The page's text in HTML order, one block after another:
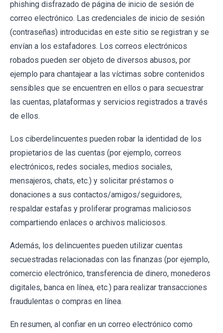
phishing disfrazado de página de inicio de sesión de
correo electrónico. Las credenciales de inicio de sesión
(contraseñas) introducidas en este sitio se registran y se
envían a los estafadores. Los correos electrónicos
robados pueden ser objeto de diversos abusos, por
ejemplo para chantajear a las víctimas sobre contenidos
sensibles que se encuentren en ellos o para secuestrar
las cuentas, plataformas y servicios registrados a través
de ellos.
Los ciberdelincuentes pueden robar la identidad de los
propietarios de las cuentas (por ejemplo, correos
electrónicos, redes sociales, medios sociales,
mensajeros, chats, etc.) y solicitar préstamos o
donaciones a sus contactos/amigos/seguidores,
respaldar estafas y proliferar programas maliciosos
compartiendo enlaces o archivos maliciosos.
Además, los delincuentes pueden utilizar cuentas
secuestradas relacionadas con las finanzas (por ejemplo,
comercio electrónico, transferencia de dinero, monederos
digitales, banca en línea, etc.) para realizar transacciones
fraudulentas o compras en línea.
En resumen, al confiar en un correo electrónico como